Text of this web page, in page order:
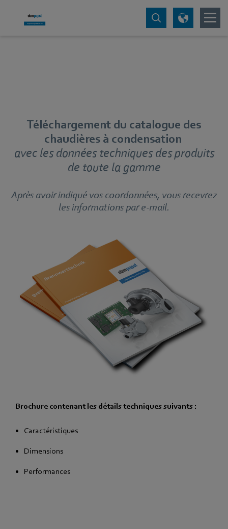
Téléchargement du catalogue des
chaudières à condensation
avec les données techniques des produits
de toute la gamme
Après avoir indiqué vos coordonnées, vous recevrez
les informations par e-mail.
Brochure contenant les détails techniques suivants :
Caractéristiques
Dimensions
Performances